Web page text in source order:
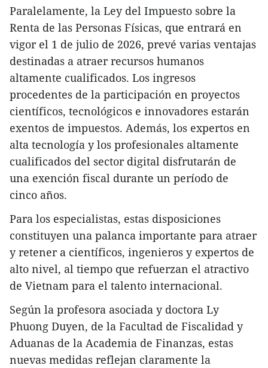
Paralelamente, la Ley del Impuesto sobre la
Renta de las Personas Físicas, que entrará en
vigor el 1 de julio de 2026, prevé varias ventajas
destinadas a atraer recursos humanos
altamente cualificados. Los ingresos
procedentes de la participación en proyectos
científicos, tecnológicos e innovadores estarán
exentos de impuestos. Además, los expertos en
alta tecnología y los profesionales altamente
cualificados del sector digital disfrutarán de
una exención fiscal durante un período de
cinco años.
Para los especialistas, estas disposiciones
constituyen una palanca importante para atraer
y retener a científicos, ingenieros y expertos de
alto nivel, al tiempo que refuerzan el atractivo
de Vietnam para el talento internacional.
Según la profesora asociada y doctora Ly
Phuong Duyen, de la Facultad de Fiscalidad y
Aduanas de la Academia de Finanzas, estas
nuevas medidas reflejan claramente la